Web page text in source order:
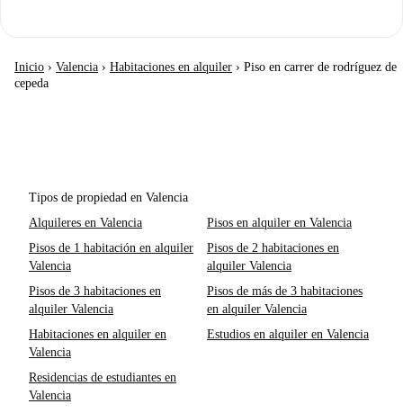
Inicio › Valencia › Habitaciones en alquiler › Piso en carrer de rodríguez de
cepeda
Tipos de propiedad en Valencia
Alquileres en Valencia
Pisos en alquiler en Valencia
Pisos de 1 habitación en alquiler
Valencia
Pisos de 2 habitaciones en
alquiler Valencia
Pisos de 3 habitaciones en
alquiler Valencia
Pisos de más de 3 habitaciones
en alquiler Valencia
Habitaciones en alquiler en
Valencia
Estudios en alquiler en Valencia
Residencias de estudiantes en
Valencia